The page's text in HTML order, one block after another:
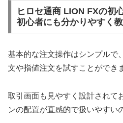
ヒロセ通商 LION FXの初
初心者にも分かりやすく
基本的な注文操作はシンプルで
文や指値注文を試すことができ
取引画面も見やすく設計されて
ンの配置が直感的で扱いやすい